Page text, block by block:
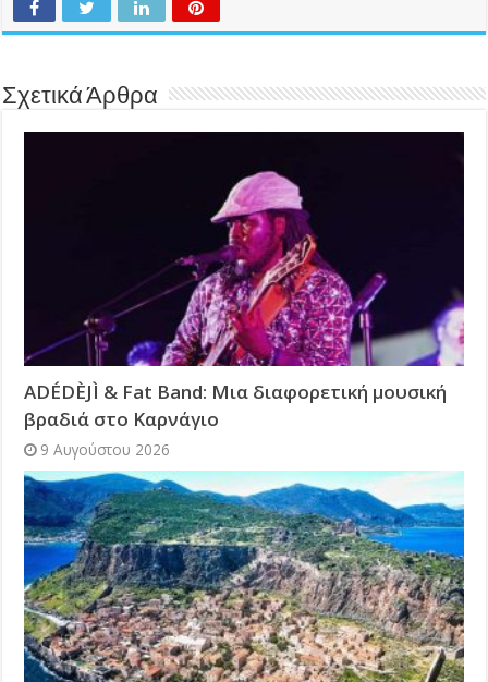
Σχετικά Άρθρα
ADÉDÈJÌ & Fat Band: Μια διαφορετική μουσική
βραδιά στο Καρνάγιο
9 Αυγούστου 2026